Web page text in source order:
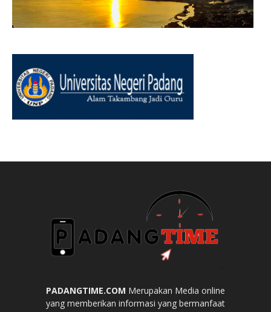
PADANGTIME.COM Merupakan Media online
yang memberikan informasi yang bermanfaat